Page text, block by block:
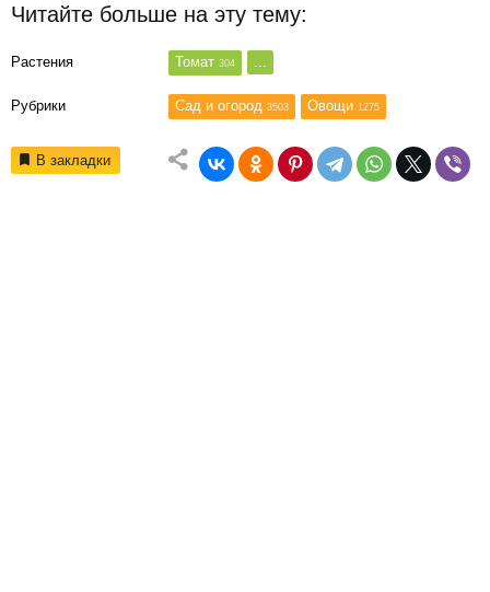
Читайте больше на эту тему:
Растения Томат 304
Рубрики Сад и огород 3503 Овощи 1275
В закладки